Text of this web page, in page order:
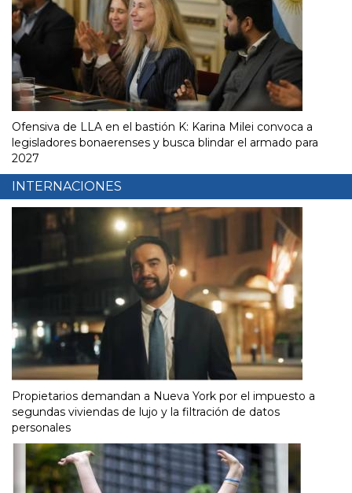
Ofensiva de LLA en el bastión K: Karina Milei convoca a
legisladores bonaerenses y busca blindar el armado para
2027
INTERNACIONES
Propietarios demandan a Nueva York por el impuesto a
segundas viviendas de lujo y la filtración de datos
personales